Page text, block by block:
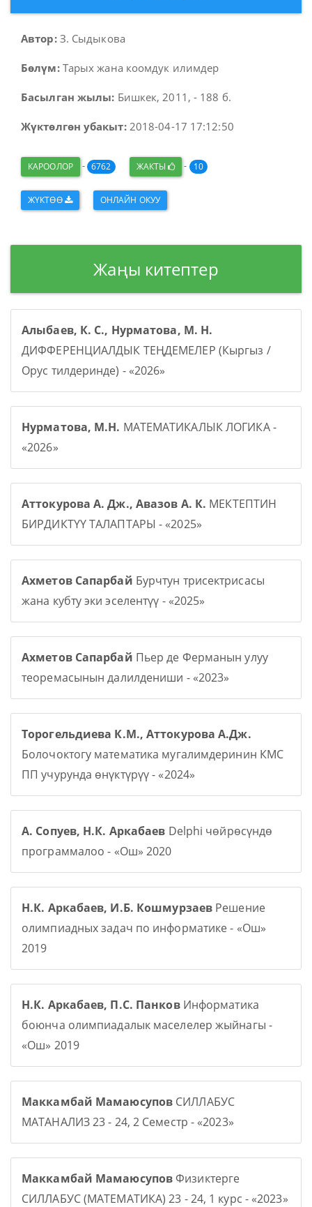
Автор:З. Сыдыкова
Бөлүм:Тарых жана коомдук илимдер
Басылган жылы: Бишкек, 2011, - 188 б.
Жүктөлгөн убакыт:2018-04-17 17:12:50
КАРООЛОР - 6762 ЖАКТЫ - 10
ЖҮКТӨӨ ОНЛАЙН ОКУУ
Жаңы китептер
Алыбаев, К. С., Нурматова, М. Н.
ДИФФЕРЕНЦИАЛДЫК ТЕҢДЕМЕЛЕР (Кыргыз /
Орус тилдеринде) - «2026»
Нурматова, М.Н. МАТЕМАТИКАЛЫК ЛОГИКА -
«2026»
Аттокурова А. Дж., Авазов А. К. МЕКТЕПТИН
БИРДИКТҮҮ ТАЛАПТАРЫ - «2025»
Ахметов Сапарбай Бурчтун трисектрисасы
жана кубту эки эселентүү - «2025»
Ахметов Сапарбай Пьер де Ферманын улуу
теоремасынын далилдениши - «2023»
Торогельдиева К.М., Аттокурова А.Дж.
Болочоктогу математика мугалимдеринин КМС
ПП учурунда өнүктүрүү - «2024»
А. Сопуев, Н.К. Аркабаев Delphi чөйрөсүндө
программалоо - «Ош» 2020
Н.К. Аркабаев, И.Б. Кошмурзаев Решение
олимпиадных задач по информатике - «Ош»
2019
Н.К. Аркабаев, П.С. ПанковИнформатика
боюнча олимпиадалык маселелер жыйнагы -
«Ош» 2019
Маккамбай Мамаюсупов СИЛЛАБУС
МАТАНАЛИЗ 23 - 24, 2 Семестр - «2023»
Маккамбай МамаюсуповФизиктерге
СИЛЛАБУС (МАТЕМАТИКА) 23 - 24, 1 курс - «2023»